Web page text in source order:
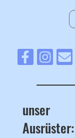
unser
Ausrüster: